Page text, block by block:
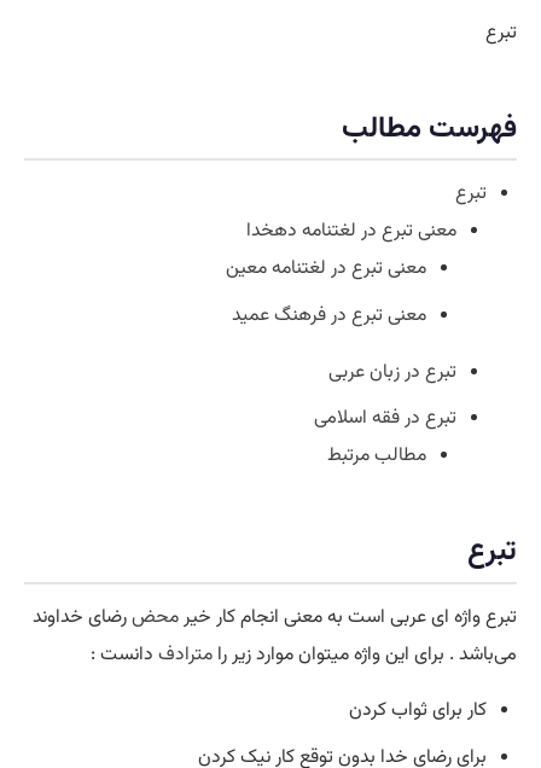
تبرع
فهرست مطالب
تبرع
معنی تبرع در لغتنامه دهخدا
معنی تبرع در لغتنامه معین
معنی تبرع در فرهنگ عمید
تبرع در زبان عربی
تبرع در فقه اسلامی
مطالب مرتبط
تبرع
تبرع واژه ای عربی است به معنی انجام کار خیر محضرضای خداوند
می‌باشد . برای این واژه میتوان موارد زیر را مترادف دانست :
کار برای ثواب کردن
برای رضای خدا بدون توقع کار نیک کردن